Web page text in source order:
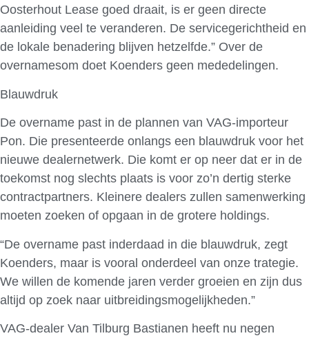
Oosterhout Lease goed draait, is er geen directe
aanleiding veel te veranderen. De servicegerichtheid en
de lokale benadering blijven hetzelfde.” Over de
overnamesom doet Koenders geen mededelingen.
Blauwdruk
De overname past in de plannen van VAG-importeur
Pon. Die presenteerde onlangs een blauwdruk voor het
nieuwe dealernetwerk. Die komt er op neer dat er in de
toekomst nog slechts plaats is voor zo’n dertig sterke
contractpartners. Kleinere dealers zullen samenwerking
moeten zoeken of opgaan in de grotere holdings.
“De overname past inderdaad in die blauwdruk, zegt
Koenders, maar is vooral onderdeel van onze trategie.
We willen de komende jaren verder groeien en zijn dus
altijd op zoek naar uitbreidingsmogelijkheden.”
VAG-dealer Van Tilburg Bastianen heeft nu negen